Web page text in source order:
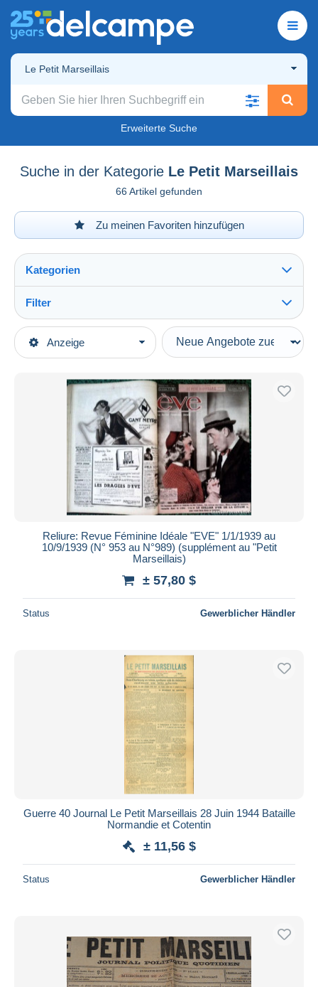
Le Petit Marseillais
Erweiterte Suche
Suche in der Kategorie Le Petit Marseillais
66 Artikel gefunden
Zu meinen Favoriten hinzufügen
Anzeige
Kategorien
Hauptkategorien
Französisch
Zeitungen
1900 - 1949
Le Petit Marseillais
Filter
Art der Verkäufe
Laufende Angebote
Festpreise
Auktionen mit Geboten
Auktionen ohne Gebote
Auktionshäuser
Verkauft
Alle Laufzeiten
Endet in
Von $
Banküberweisung
Mastercard
Bancontact
Maestro
Wohnsitz des Verkäufers
Weltweit
Übernehmen
Reliure: Revue Féminine Idéale "EVE" 1/1/1939 au
10/9/1939 (N° 953 au N°989) (supplément au "Petit
Marseillais)
± 57,80 $
Status Gewerblicher Händler
Guerre 40 Journal Le Petit Marseillais 28 Juin 1944 Bataille
Normandie et Cotentin
± 11,56 $
Status Gewerblicher Händler